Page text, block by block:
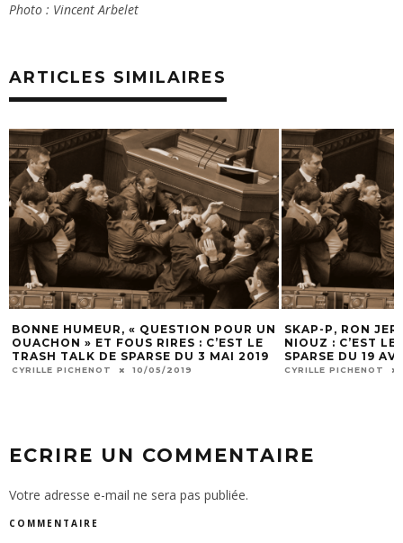
Photo : Vincent Arbelet
ARTICLES SIMILAIRES
BONNE HUMEUR, « QUESTION POUR UN
OUACHON » ET FOUS RIRES : C’EST LE
TRASH TALK DE SPARSE DU 3 MAI 2019
CYRILLE PICHENOT 10/05/2019
SKAP-P, RON
NIOUZ : C’EST
SPARSE DU 19
CYRILLE PICHENOT
ECRIRE UN COMMENTAIRE
Votre adresse e-mail ne sera pas publiée.
COMMENTAIRE